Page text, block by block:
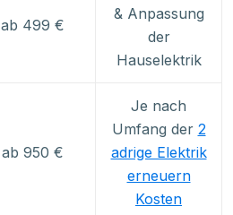
ab 499 €
& Anpassung
der
Hauselektrik
ab 950 €
Je nach
Umfang der 2
adrige Elektrik
erneuern
Kosten